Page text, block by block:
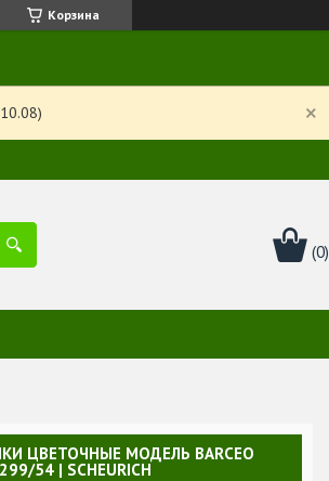
Корзина
ЦВЕТОЧНЫЕ МОДЕЛЬ BARCEO
54 | SCHEURICH